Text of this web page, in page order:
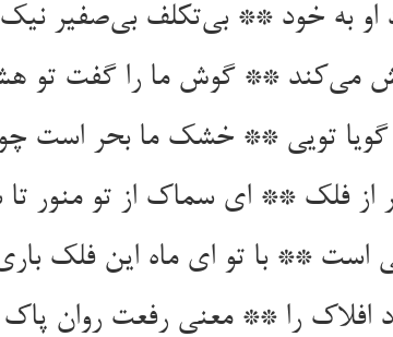
او به خود ** بی‌‌تکلف بی‌‌صفیر
می‌‌کند ** گوش ما را گفت تو
افلاک را ** معنی رفعت روان پاک